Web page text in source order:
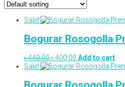
Sale!
Bogurar Rosogolla
৳440.00Original
price
৳ 440.00.
৳400.00 Current
price
Add to cart
Sale!